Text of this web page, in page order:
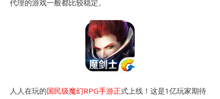
代理的游戏一般都比较稳定。
人人在玩的国民级魔幻RPG手游正式上线！这是1亿玩家期待